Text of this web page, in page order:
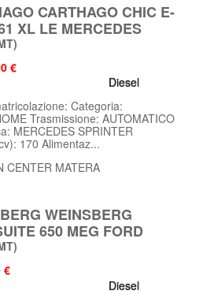
CARTHAGO CHIC E-
XL LE MERCEDES
€
Diesel
Categoria:
Trasmissione: AUTOMATICO
MERCEDES SPRINTER
170 Alimentaz...
CENTER MATERA
WEINSBERG
650 MEG FORD
€
Diesel